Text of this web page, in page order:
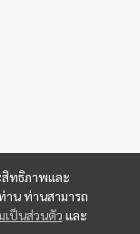
สิทธิภาพและ
าน ท่านสามารถ
เป็นส่วนตัว และ